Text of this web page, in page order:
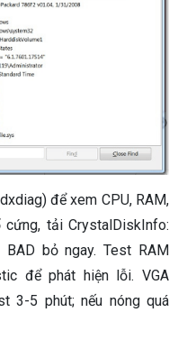
để xem CPU, RAM,
tải CrystalDiskInfo:
BAD bỏ ngay. Test RAM
để phát hiện lỗi. VGA
3-5 phút; nếu nóng quá